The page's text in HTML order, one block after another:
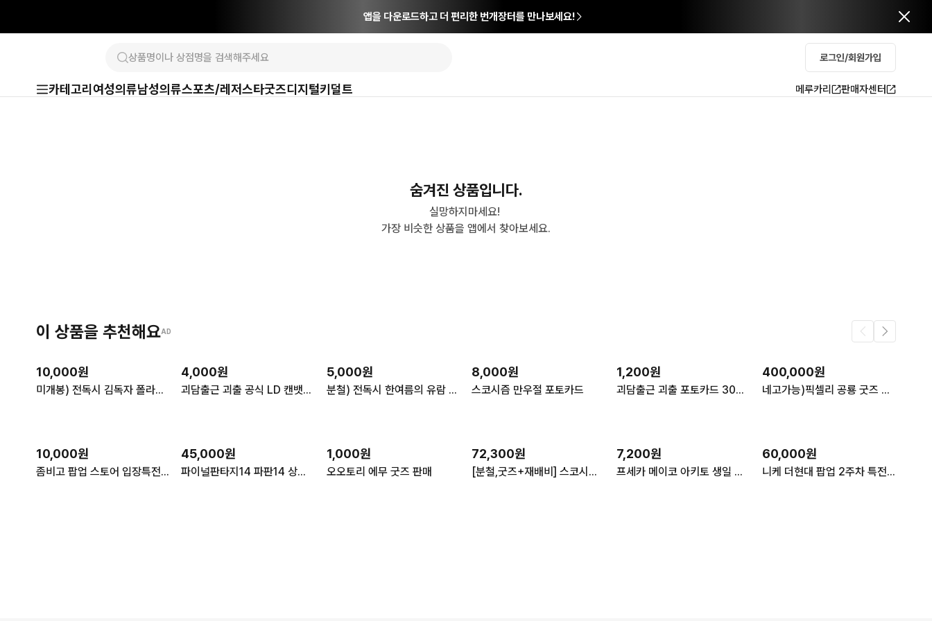
앱을 다운로드하고 더 편리한 번개장터를 만나보세요!
로그인/회원가입
카테고리 여성의류남성의류스포츠/레저스타굿즈디지털키덜트 메루카리 판매자센터
숨겨진 상품입니다.
실망하지마세요!
가장 비슷한 상품을 앱에서 찾아보세요.
이 상품을 추천해요AD
10,000원
미개봉) 전독시 김독자 폴라로이드 투명 카드 생일 포카 중국 팝업 공식
4,000원
괴담출근 괴출 공식 LD 캔뱃지 20개 공구
5,000원
분철) 전독시 한여름의 유람 팝업 키캡 전지적 독자 시점 김독자 유중혁
8,000원
스코시즘 만우절 포토카드
1,200원
괴담출근 괴출 포토카드 30세트 분철 공구
400,000원
네고가능)픽셀리 공룡 굿즈 판매
10,000원
좀비고 팝업 스토어 입장특전 금액특전 스탬프 판매
45,000원
파이널판타지14 파판14 상하이 중국 팝업 스토어 굿즈 판매
1,000원
오오토리 에무 굿즈 판매
72,300원
[분철,굿즈+재배비] 스코시즘 리마스터드 트로이메라이 3주년 굿즈 공구 니노 코요 오토 이로 로보
7,200원
프세카 메이코 아키토 생일 쿠지 공구
60,000원
니케 더현대 팝업 2주차 특전 일괄 팝니다